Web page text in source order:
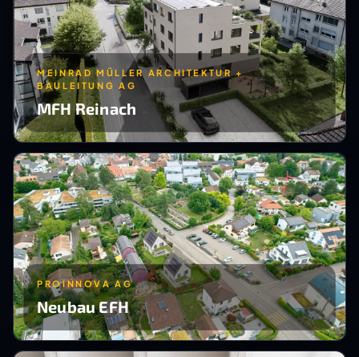
MEINRAD MÜLLER ARCHITEKTUR +
BAULEITUNG AG
MFH Reinach
PROINNOVA AG
Neubau EFH